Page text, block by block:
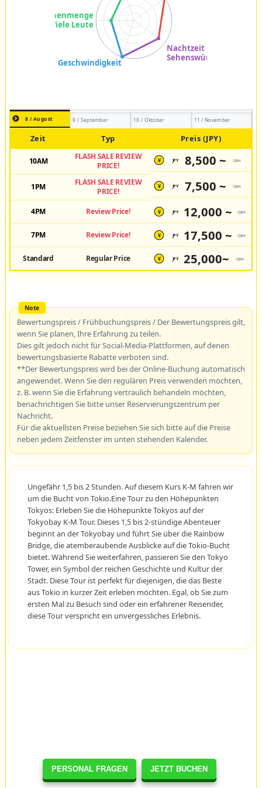
PERSONAL FRAGEN JETZT BUCHEN
8 / August 9 / September 10 / Oktober 11 / November
Zeit Typ Preis (JPY)
10AM
FLASH SALE REVIEW
PRICE!
¥ JPY 8,500 ~ /pax
1PM
FLASH SALE REVIEW
PRICE!
¥ JPY 7,500 ~ /pax
4PM Review Price! ¥ JPY 12,000 ~ /pax
7PM Review Price! ¥ JPY 17,500 ~ /pax
Standard Regular Price ¥ JPY 25,000~ /pax
Bewertungspreis / Frühbuchungspreis / Der Bewertungspreis gilt,
wenn Sie planen, Ihre Erfahrung zu teilen.
Dies gilt jedoch nicht für Social-Media-Plattformen, auf denen
bewertungsbasierte Rabatte verboten sind.
**Der Bewertungspreis wird bei der Online-Buchung automatisch
angewendet. Wenn Sie den regulären Preis verwenden möchten,
z. B. wenn Sie die Erfahrung vertraulich behandeln möchten,
benachrichtigen Sie bitte unser Reservierungszentrum per
Nachricht.
Für die aktuellsten Preise beziehen Sie sich bitte auf die Preise
neben jedem Zeitfenster im unten stehenden Kalender.
Ungefähr 1,5 bis 2 Stunden. Auf diesem Kurs K-M fahren wir
um die Bucht von Tokio.Eine Tour zu den Höhepunkten
Tokyos: Erleben Sie die Höhepunkte Tokyos auf der
Tokyobay K-M Tour. Dieses 1,5 bis 2-stündige Abenteuer
beginnt an der Tokyobay und führt Sie über die Rainbow
Bridge, die atemberaubende Ausblicke auf die Tokio-Bucht
bietet. Während Sie weiterfahren, passieren Sie den Tokyo
Tower, ein Symbol der reichen Geschichte und Kultur der
Stadt. Diese Tour ist perfekt für diejenigen, die das Beste
aus Tokio in kurzer Zeit erleben möchten. Egal, ob Sie zum
ersten Mal zu Besuch sind oder ein erfahrener Reisender,
diese Tour verspricht ein unvergessliches Erlebnis.